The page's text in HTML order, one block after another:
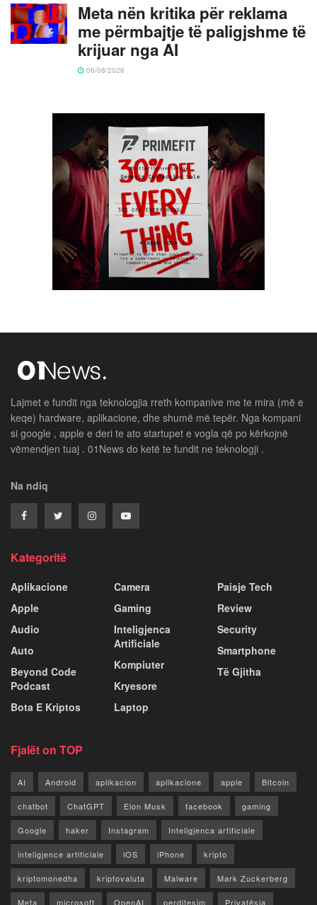
Meta nën kritika për reklama
me përmbajtje të paligjshme të
krijuar nga AI
06/08/2026
Lajmet e fundit nga teknologjia rreth kompanive me te mira (më e
keqe) hardware, aplikacione, dhe shumë më tepër. Nga kompani
si google , apple e deri te ato startupet e vogla që po kërkojnë
vëmendjen tuaj . 01News do ketë te fundit ne teknologji .
Na ndiq
Kategoritë
Aplikacione
Apple
Audio
Auto
Beyond Code
Podcast
Bota E Kriptos
Camera
Gaming
Inteligjenca
Artificiale
Kompiuter
Kryesore
Laptop
Paisje Tech
Review
Security
Smartphone
Të Gjitha
Fjalët on TOP
AI Android aplikacion aplikacione apple Bitcoin
chatbot ChatGPT Elon Musk facebook gaming
Google haker Instagram Inteligjenca artificiale
inteligjence artificiale iOS iPhone kripto
kriptomonedha kriptovaluta Malware Mark Zuckerberg
Meta microsoft OpenAI perditesim Privatësia